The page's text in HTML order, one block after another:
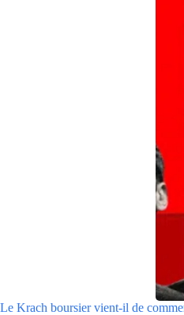
Le Krach boursier vient-il de